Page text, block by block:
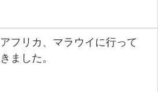
アフリカ、マラウイに行って
きました。